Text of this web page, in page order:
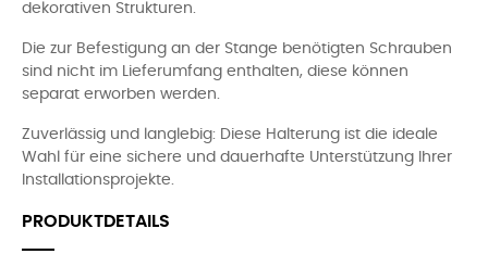
dekorativen Strukturen.
Die zur Befestigung an der Stange benötigten Schrauben
sind nicht im Lieferumfang enthalten, diese können
separat erworben werden.
Zuverlässig und langlebig: Diese Halterung ist die ideale
Wahl für eine sichere und dauerhafte Unterstützung Ihrer
Installationsprojekte.
PRODUKTDETAILS